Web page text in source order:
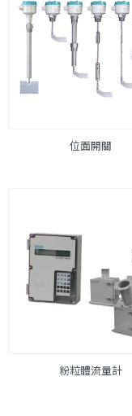
位面開關
粉粒體流量計